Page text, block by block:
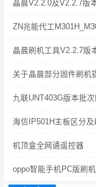
晶晨V2.2.0及V2.2.7版
ZN兆能代工
晶晨刷机工具V2.2.7版
关于晶晨部分固件刷机
九联UNT403G版本批
海信IP501H主板区分及
机顶盒全网通遥控器
oppo智能手机PC版刷